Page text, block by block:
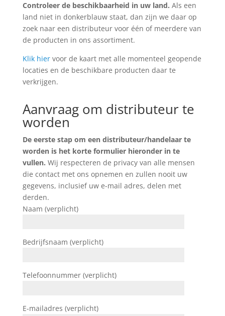
Controleer de beschikbaarheid in uw land. Als een
land niet in donkerblauw staat, dan zijn we daar op
zoek naar een distributeur voor één of meerdere van
de producten in ons assortiment.
Klik hiervoor de kaart met alle momenteel geopende
locaties en de beschikbare producten daar te
verkrijgen.
Aanvraag om distributeur te
worden
De eerste stap om een distributeur/handelaar te
worden is het korte formulier hieronder in te
vullen. Wij respecteren de privacy van alle mensen
die contact met ons opnemen en zullen nooit uw
gegevens, inclusief uw e-mail adres, delen met
derden.
Naam (verplicht)
Bedrijfsnaam (verplicht)
Telefoonnummer (verplicht)
E-mailadres (verplicht)